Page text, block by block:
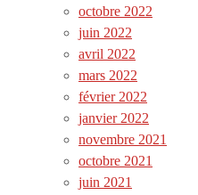
octobre 2022
juin 2022
avril 2022
mars 2022
février 2022
janvier 2022
novembre 2021
octobre 2021
juin 2021